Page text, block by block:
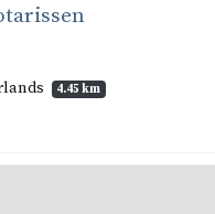
4.45 km